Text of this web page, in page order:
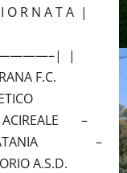
R N A T A |
|
F.C.
–
–
A.S.D.